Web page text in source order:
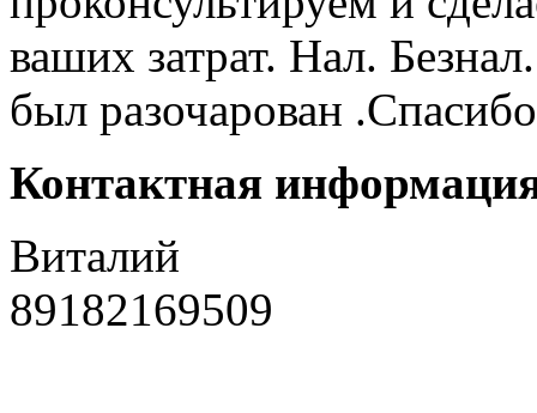
ваших затрат. Нал.
был разочарован
Контактная
Виталий
89182169509